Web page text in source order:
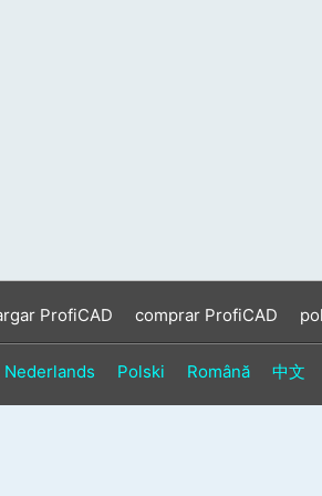
ProfiCAD comprar ProfiCAD
Nederlands Polski Română 中文